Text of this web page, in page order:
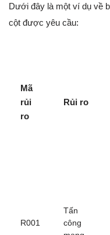
Dưới đây là một ví dụ về
cột được yêu cầu:
Mã
rủi
ro
Rủi ro
R001
Tấn
công